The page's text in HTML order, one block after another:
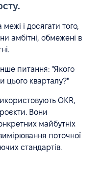
і досягати того,
амбітні, обмежені в
питання: "Якого
цього кварталу?"
OKR,
Вони
майбутніх
поточної
стандартів.